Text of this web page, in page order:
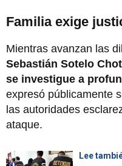
Familia exige
Mientras avanzan las
Sebastián Sotelo
se investigue a
expresó públicamente
las autoridades
ataque.
Lee